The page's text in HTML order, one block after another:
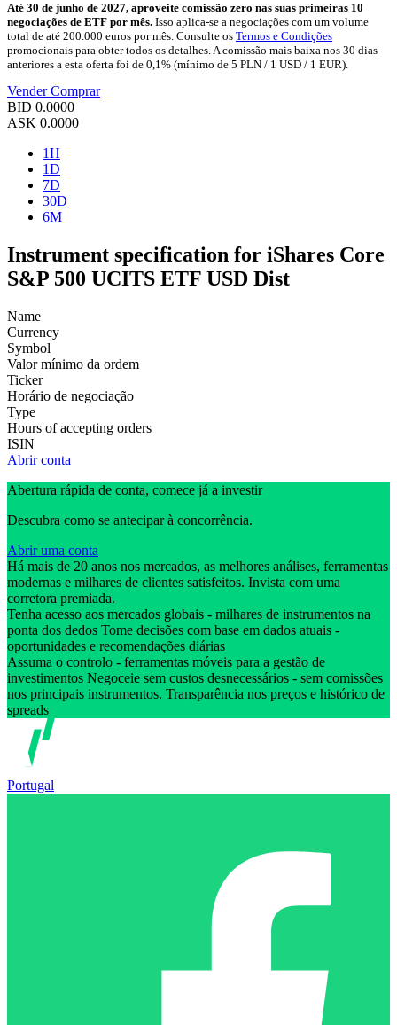
Até 30 de junho de 2027, aproveite comissão zero nas suas primeiras 10
negociações de ETF por mês. Isso aplica-se a negociações com um volume
total de até 200.000 euros por mês. Consulte os Termos e Condições
promocionais para obter todos os detalhes. A comissão mais baixa nos 30 dias
anteriores a esta oferta foi de 0,1% (mínimo de 5 PLN / 1 USD / 1 EUR).
VenderComprar
BID 0.0000
ASK 0.0000
1H
1D
7D
30D
6M
Instrument specification for iShares Core
S&P 500 UCITS ETF USD Dist
Name
Currency
Symbol
Valor mínimo da ordem
Ticker
Horário de negociação
Type
Hours of accepting orders
ISIN
Abrir conta
Abertura rápida de conta, comece já a investir
Descubra como se antecipar à concorrência.
Abrir uma conta
Há mais de 20 anos nos mercados, as melhores análises, ferramentas
modernas e milhares de clientes satisfeitos. Invista com uma
corretora premiada.
Tenha acesso aos mercados globais - milhares de instrumentos na
ponta dos dedos Tome decisões com base em dados atuais -
oportunidades e recomendações diárias
Assuma o controlo - ferramentas móveis para a gestão de
investimentos Negoceie sem custos desnecessários - sem comissões
nos principais instrumentos. Transparência nos preços e histórico de
spreads
Portugal